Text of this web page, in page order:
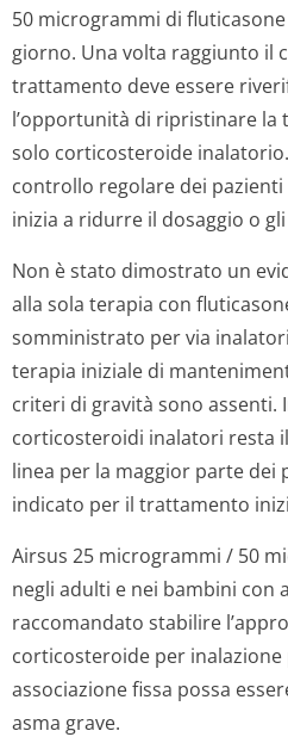
50 microgrammi di
giorno. Una volta raggiunto il
trattamento deve essere
l’opportunità di ripristinare la
solo corticosteroide
controllo regolare dei
inizia a ridurre il dosaggio o
Non è stato dimostrato un
alla sola terapia con
somministrato per via
terapia iniziale di
criteri di gravità sono assenti.
corticosteroidi inalatori resta
linea per la maggior parte dei
indicato per il trattamento
Airsus 25 microgrammi / 50
negli adulti e nei bambini con
raccomandato stabilire
corticosteroide per inalazione
associazione fissa possa
asma grave.